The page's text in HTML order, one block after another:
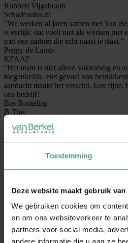
Toestemming
Deze website maakt gebruik van
We gebruiken cookies om
en om ons websiteverkeer te
partners voor social media,
Robbert Vijgeboom
Schadeautos.nl
"We werken al jaren samen met Van
is eerlijk: dat voelt niet als werken met
met een partner die echt naast je staat."
Peggy de Lange
KFAAF
"Het team is niet alleen vakkundig en
toegankelijk. Het gevoel van
aandacht maakt het verschil. Een fijne,
ons bedrijf!
Bas Ronteltap
B-Tray